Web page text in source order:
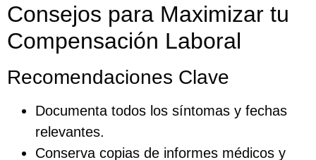
Consejos para Maximizar tu
Compensación Laboral
Recomendaciones Clave
Documenta todos los síntomas y fechas
relevantes.
Conserva copias de informes médicos y